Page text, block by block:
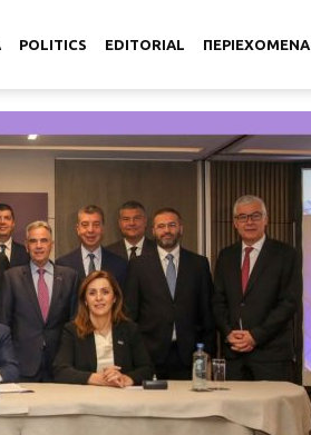
POLITICS EDITORIAL ΠΕΡΙΕΧΟΜΕΝΑ